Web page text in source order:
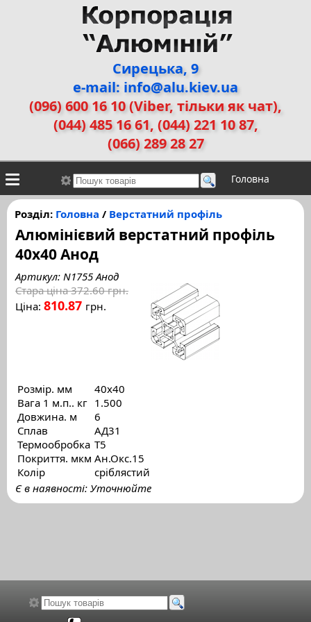
Сирецька, 9
e-mail: info@alu.kiev.ua
(096) 600 16 10 (Viber, тільки як чат),
(044) 485 16 61, (044) 221 10 87,
(066) 289 28 27
Головна
Контакти Алюмінієві сплави Галерея робіт
ДЕМЗ Двері прихованого монтажу
Розділ: Головна / Верстатний профіль
Алюмінієвий верстатний профіль
40x40 Анод
Артикул: N1755 Анод
Стара ціна372.60 грн.
Ціна: 810.87 грн.
Розмір. мм
Вага 1 м.п.. кг
Довжина. м
Сплав
Термообробка
Покриття. мкм
Колір
40х40
1.500
6
АД31
Т5
Ан.Окс.15
сріблястий
Є в наявності: Уточнюйте